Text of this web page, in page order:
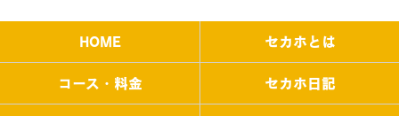
HOME セカホとは
コース・料金 セカホ日記